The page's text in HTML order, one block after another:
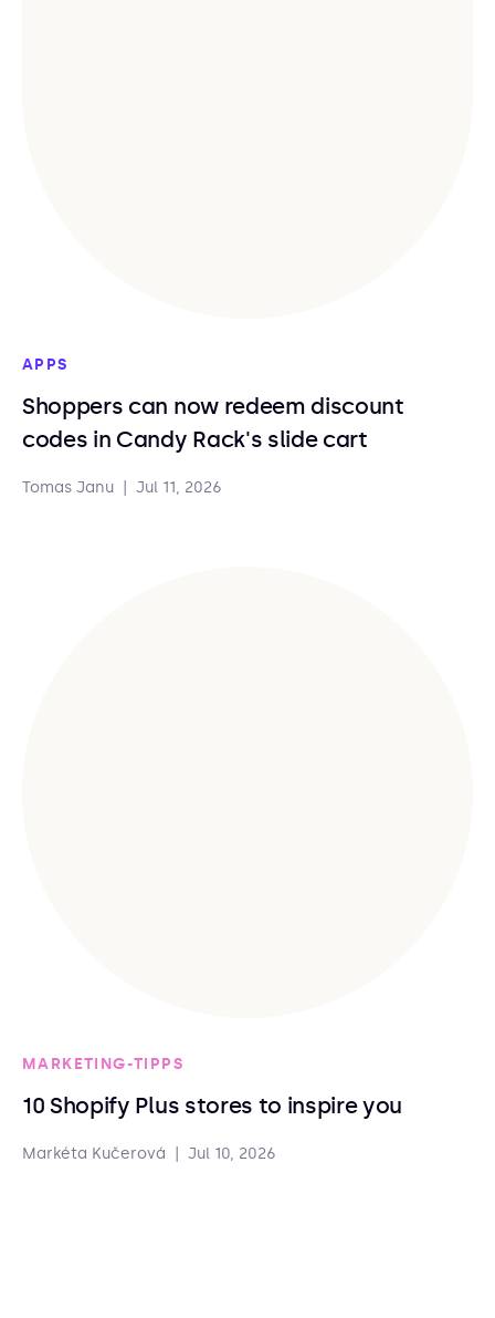
APPS
Shoppers can now redeem discount
codes in Candy Rack's slide cart
Tomas Janu Jul 11, 2026
MARKETING-TIPPS
10 Shopify Plus stores to inspire you
Markéta Kučerová Jul 10, 2026